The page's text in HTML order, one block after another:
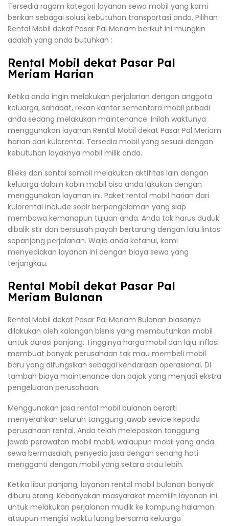
Tersedia ragam kategori layanan sewa mobil yang kami
berikan sebagai solusi kebutuhan transportasi anda. Pilihan
Rental Mobil dekat Pasar Pal Meriam berikut ini mungkin
adalah yang anda butuhkan :
Rental Mobil dekat Pasar Pal
Meriam Harian
Ketika anda ingin melakukan perjalanan dengan anggota
keluarga, sahabat, rekan kantor sementara mobil pribadi
anda sedang melakukan maintenance. Inilah waktunya
menggunakan layanan Rental Mobil dekat Pasar Pal Meriam
harian dari kulorental. Tersedia mobil yang sesuai dengan
kebutuhan layaknya mobil milik anda.
Rileks dan santai sambil melakukan aktifitas lain dengan
keluarga dalam kabin mobil bisa anda lakukan dengan
menggunakan layanan ini. Paket rental mobil harian dari
kulorental include sopir berpengalaman yang siap
membawa kemanapun tujuan anda. Anda tak harus duduk
dibalik stir dan bersusah payah bertarung dengan lalu lintas
sepanjang perjalanan. Wajib anda ketahui, kami
menyediakan layanan ini dengan biaya sewa yang
terjangkau.
Rental Mobil dekat Pasar Pal
Meriam Bulanan
Rental Mobil dekat Pasar Pal Meriam Bulanan biasanya
dilakukan oleh kalangan bisnis yang membutuhkan mobil
untuk durasi panjang. Tingginya harga mobil dan laju inflasi
membuat banyak perusahaan tak mau membeli mobil
baru yang difungsikan sebagai kendaraan operasional. Di
tambah biaya maintenance dan pajak yang menjadi ekstra
pengeluaran perusahaan.
Menggunakan jasa rental mobil bulanan berarti
menyerahkan seluruh tanggung jawab sevice kepada
perusahaan rental. Anda telah melepaskan tanggung
jawab perawatan mobil mobil, walaupun mobil yang anda
sewa bermasalah, penyedia jasa dengan senang hati
mengganti dengan mobil yang setara atau lebih.
Ketika libur panjang, layanan rental mobil bulanan banyak
diburu orang. Kebanyakan masyarakat memilih layanan ini
untuk melakukan perjalanan mudik ke kampung halaman
ataupun mengisi waktu luang bersama keluarga